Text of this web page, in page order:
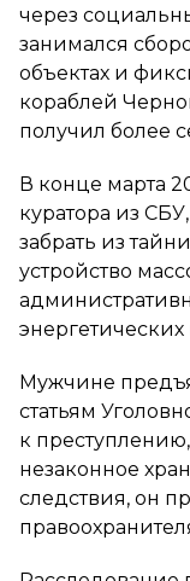
через
занимался
объектах и
кораблей
получил более
В конце марта
куратора из
забрать из
устройство
Мужчине
статьям
к преступлению,
незаконное
следствия, он